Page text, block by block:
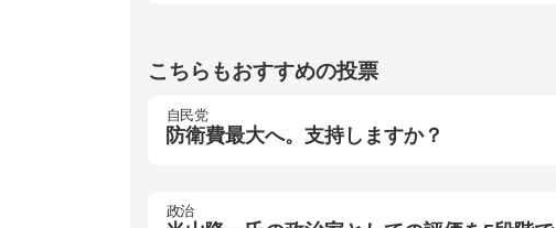
こちらもおすすめの投票
自民党
防衛費最大へ。支持しますか？
政治